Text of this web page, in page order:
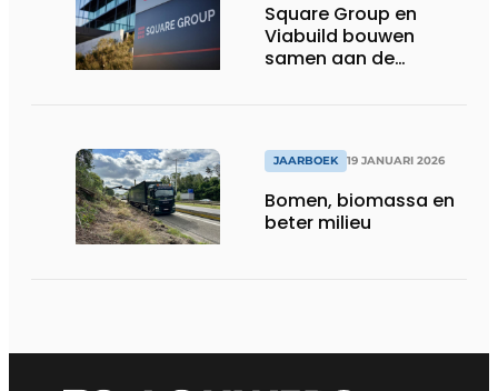
Square Group en
Viabuild bouwen
samen aan de
JAARBOEK 19 JANUARI 2026
Bomen, biomassa en
beter milieu